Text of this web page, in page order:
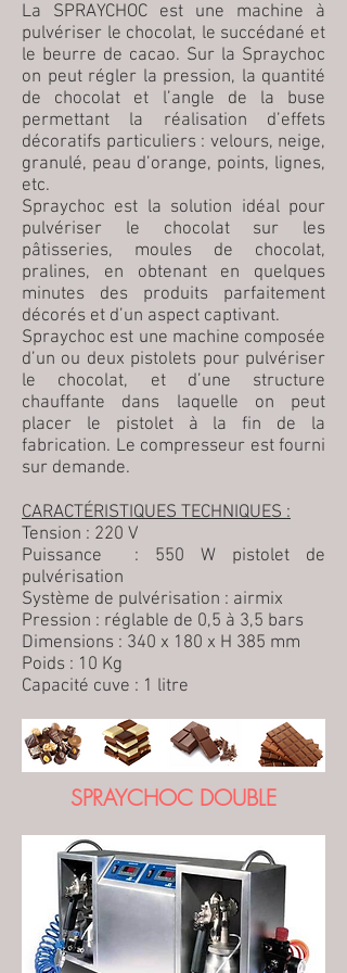
La SPRAYCHOC est une machine à
pulvériser le chocolat, le succédané et
le beurre de cacao. Sur la Spraychoc
on peut régler la pression, la quantité
de chocolat et l’angle de la buse
permettant la réalisation d’effets
décoratifs particuliers : velours, neige,
granulé, peau d’orange, points, lignes,
etc.
Spraychoc est la solution idéal pour
pulvériser le chocolat sur les
pâtisseries, moules de chocolat,
pralines, en obtenant en quelques
minutes des produits parfaitement
décorés et d’un aspect captivant.
Spraychoc est une machine composée
d’un ou deux pistolets pour pulvériser
le chocolat, et d’une structure
chauffante dans laquelle on peut
placer le pistolet à la fin de la
fabrication. Le compresseur est fourni
sur demande.
CARACTÉRISTIQUES TECHNIQUES :
Tension : 220 V
Puissance : 550 W pistolet de
pulvérisation
Système de pulvérisation : airmix
Pression : réglable de 0,5 à 3,5 bars
Dimensions : 340 x 180 x H 385 mm
Poids : 10 Kg
Capacité cuve : 1 litre
SPRAYCHOC DOUBLE